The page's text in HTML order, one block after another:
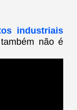
industriais
não é